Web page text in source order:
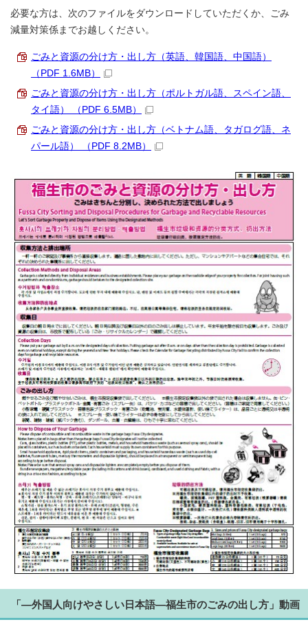
必要な方は、次のファイルをダウンロードしていただくか、ごみ
減量対策係までお越しください。
ごみと資源の分け方・出し方（英語、韓国語、中国語）
（PDF 1.6MB）
ごみと資源の分け方・出し方（ポルトガル語、スペイン語、
タイ語） （PDF 6.5MB）
ごみと資源の分け方・出し方（ベトナム語、タガログ語、ネ
パール語） （PDF 8.2MB）
「―外国人向けやさしい日本語―福生市のごみの出し方」動画